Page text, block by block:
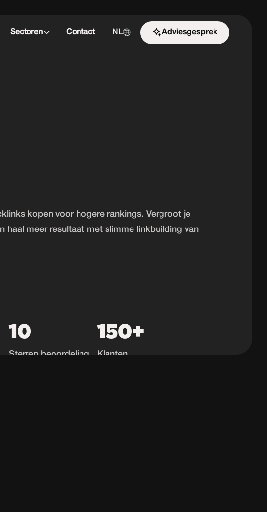
Sectoren Contact NL
Adviesgesprek
Start de uitdaging
kopen voor hogere rankings. Vergroot je
haal meer resultaat met slimme linkbuilding van
10
Sterren beoordeling
150+
Klanten